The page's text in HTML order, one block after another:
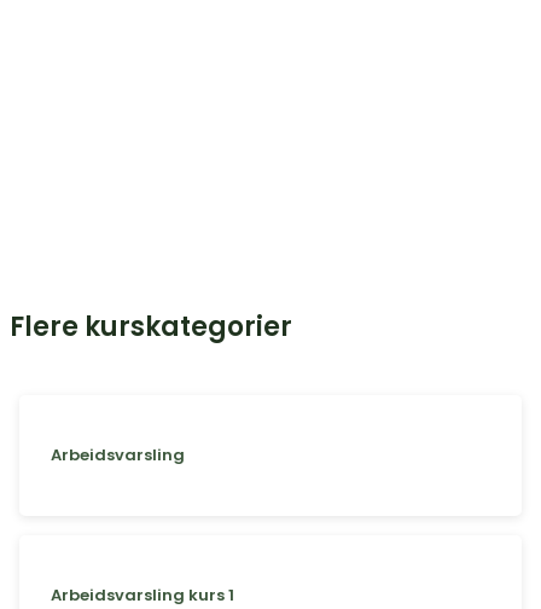
Flere kurskategorier
Arbeidsvarsling
Arbeidsvarsling kurs 1